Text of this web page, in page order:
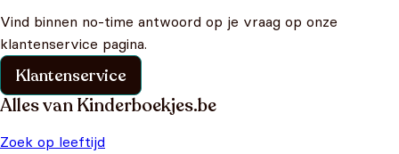
Vind binnen no-time antwoord op je vraag op onze
klantenservice pagina.
Klantenservice
Alles van Kinderboekjes.be
Zoek op leeftijd